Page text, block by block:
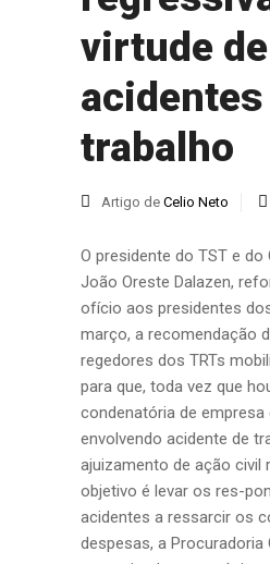
virtude de
acidentes
trabalho
Artigo de Celio Neto
O presidente do TST e do
João Oreste Dalazen,
ofício aos presidentes
março, a recomendação
regedores dos TRTs
para que, toda vez que
condenatória de
envolvendo acidente de
ajuizamento de ação civil
objetivo é levar os res-
acidentes a ressarcir os
despesas, a Procuradoria